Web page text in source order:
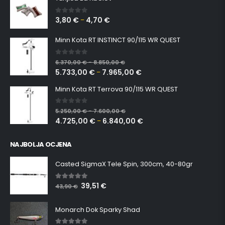
0 out of 5
3,80 € – 4,70 €
Minn Kota RT INSTINCT 90/115 WR QUEST
0 out of 5
6.370,00€–8.850,00€
5.733,00 € – 7.965,00 €
Minn Kota RT Terrova 90/115 WR QUEST
0 out of 5
5.250,00€–7.600,00€
4.725,00 € – 6.840,00 €
NAJBOLJA OCJENA
Casted SigmaX Tele Spin, 300cm, 40-80gr
5.00 out of 5
43,90€ 39,51 €
Monarch Dok Sparky Shad